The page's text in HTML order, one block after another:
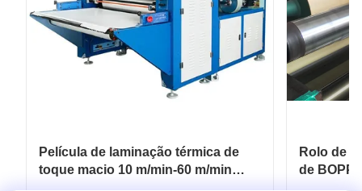
Película de laminação térmica de
toque macio 10 m/min-60 m/min
Para embalagens flexíveis
Rolo de
de BOPP